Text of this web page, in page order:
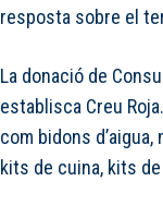
resposta sobre el
La donació de
establisca Creu
com bidons
kits de cuina, kits